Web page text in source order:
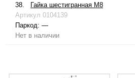
38.
Гайка шестигранная М8
Артикул 0104139
Паркод: —
Нет в наличии